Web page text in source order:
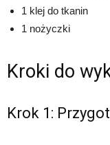
1 klej do tkanin
1 nożyczki
Kroki do
Krok 1: